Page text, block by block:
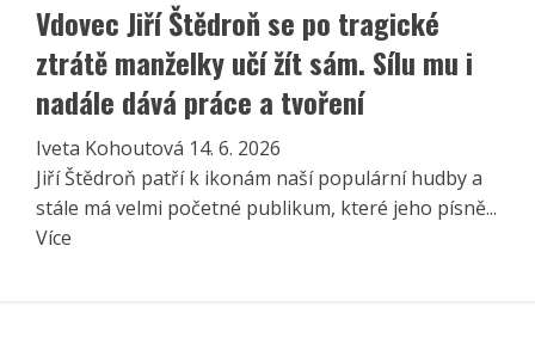
Vdovec Jiří Štědroň se po tragické
ztrátě manželky učí žít sám. Sílu mu i
nadále dává práce a tvoření
Iveta Kohoutová 14. 6. 2026
Jiří Štědroň patří k ikonám naší populární hudby a
stále má velmi početné publikum, které jeho písně...
Více